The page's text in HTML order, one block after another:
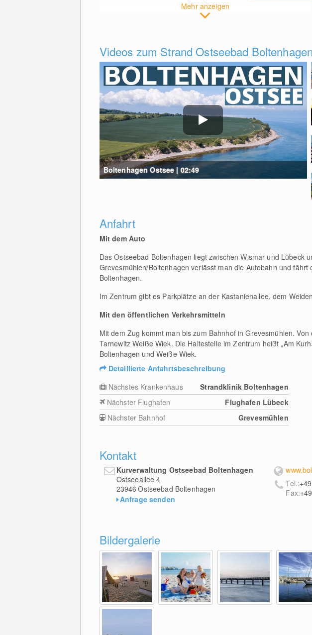
Mehr anzeigen
Videos zum Strand Ostseebad Boltenhagen
Boltenhagen Ostsee | 02:49
Anfahrt
Mit dem Auto
Das Ostseebad Boltenhagen liegt zwischen Wismar und Lübeck
Grevesmühlen/Boltenhagen verlässt man die Autobahn und
Boltenhagen.
Im Zentrum gibt es Parkplätze an der Kastanienallee, dem
Mit den öffentlichen Verkehrsmitteln
Mit dem Zug kommt man bis zum Bahnhof in Grevesmühlen.
Tarnewitz Weiße Wiek. Die Haltestelle im Zentrum heißt „Am
Boltenhagen und Weiße Wiek.
Detaillierte Anfahrtsbeschreibung
Nächstes Krankenhaus
Strandklinik Boltenhagen
Nächster Flughafen
Flughafen Lübeck
Nächster Bahnhof
Grevesmühlen
Kontakt
Kurverwaltung Ostseebad Boltenhagen
Ostseeallee 4
23946 Ostseebad Boltenhagen
Anfrage senden
Tel.:
Fax:
Bildergalerie